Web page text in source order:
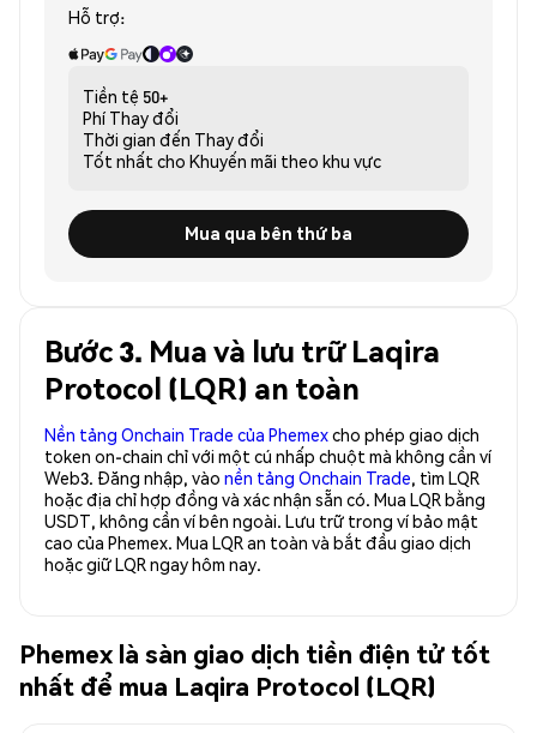
Hỗ trợ:
Tiền tệ 50+
Phí Thay đổi
Thời gian đến Thay đổi
Tốt nhất cho Khuyến mãi theo khu vực
Mua qua bên thứ ba
Bước 3. Mua và lưu trữ Laqira
Protocol (LQR) an toàn
Nền tảng Onchain Trade của Phemexcho phép giao dịch
token on-chain chỉ với một cú nhấp chuột mà không cần ví
Web3. Đăng nhập, vào nền tảng Onchain Trade, tìm LQR
hoặc địa chỉ hợp đồng và xác nhận sẵn có. Mua LQR bằng
USDT, không cần ví bên ngoài. Lưu trữ trong ví bảo mật
cao của Phemex. Mua LQR an toàn và bắt đầu giao dịch
hoặc giữ LQR ngay hôm nay.
Phemex là sàn giao dịch tiền điện tử tốt
nhất để mua Laqira Protocol (LQR)